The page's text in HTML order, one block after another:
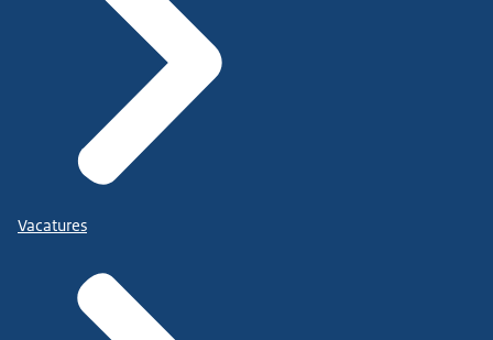
Vacatures